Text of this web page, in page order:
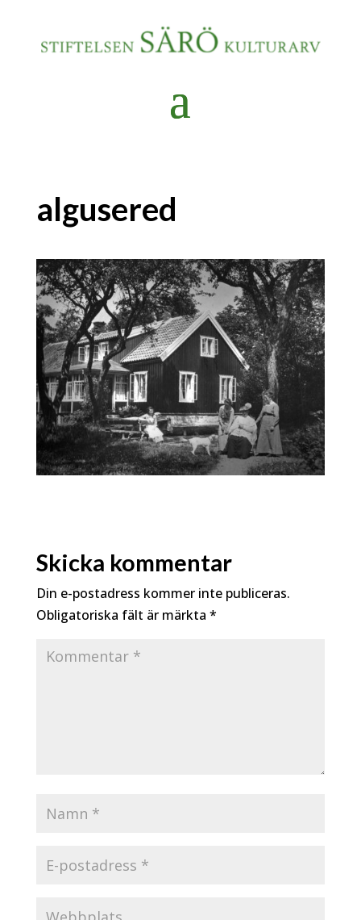
algusered
Skicka kommentar
Din e-postadress kommer inte publiceras.
Obligatoriska fält är märkta *